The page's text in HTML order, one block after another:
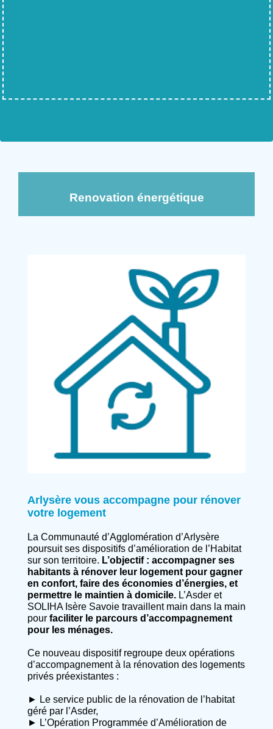
Renovation énergétique
Arlysère vous accompagne pour rénover
votre logement
La Communauté d’Agglomération d’Arlysère
poursuit ses dispositifs d’amélioration de l’Habitat
sur son territoire. L’objectif : accompagner ses
habitants à rénover leur logement pour gagner
en confort, faire des économies d’énergies, et
permettre le maintien à domicile. L’Asder et
SOLIHA Isère Savoie travaillent main dans la main
pour faciliter le parcours d’accompagnement
pour les ménages.
Ce nouveau dispositif regroupe deux opérations
d’accompagnement à la rénovation des logements
privés préexistantes :
► Le service public de la rénovation de l’habitat
géré par l’Asder,
► L’Opération Programmée d’Amélioration de